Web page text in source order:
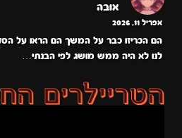
אובה
אפריל 11, 2026
הם הכריזו כבר על המשך הם הראו על
לנו לא היה ממש מושג לפי הבנתי…